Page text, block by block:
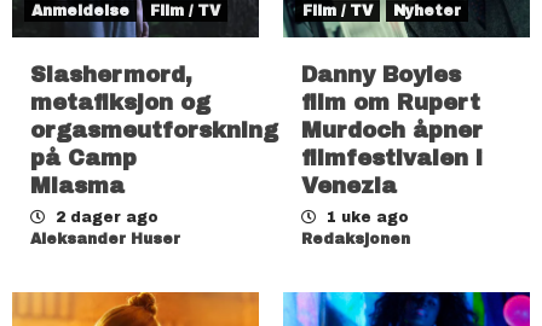
Anmeldelse Film / TV
Slashermord,
metafiksjon og
orgasmeutforskning
på Camp
Miasma
2 dager ago
Aleksander Huser
Film / TV Nyheter
Danny Boyles
film om Rupert
Murdoch åpner
filmfestivalen i
Venezia
1 uke ago
Redaksjonen